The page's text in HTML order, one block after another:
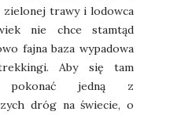
trawy i lodowca
nie chce stamtąd
fajna baza wypadowa
Aby się tam
pokonać jedną z
dróg na świecie, o